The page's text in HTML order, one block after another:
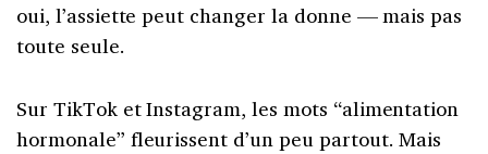
oui, l’assiette peut changer la donne — mais pas
toute seule.
Sur TikTok et Instagram, les mots “alimentation
hormonale” fleurissent d’un peu partout. Mais